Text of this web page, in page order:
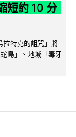
短約 10 分
拉特克的詛咒」將
島」、地城「毒牙